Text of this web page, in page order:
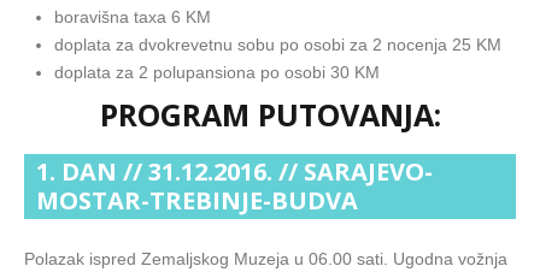
boravišna taxa 6 KM
doplata za dvokrevetnu sobu po osobi za 2 nocenja 25 KM
doplata za 2 polupansiona po osobi 30 KM
PROGRAM PUTOVANJA:
1. DAN // 31.12.2016. // SARAJEVO-
MOSTAR-TREBINJE-BUDVA
Polazak ispred Zemaljskog Muzeja u 06.00 sati. Ugodna vožnja